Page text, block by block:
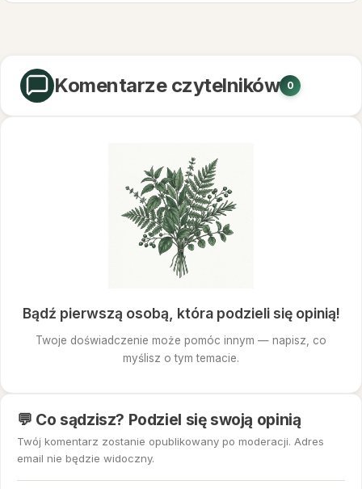
Komentarze czytelników 0
Bądź pierwszą osobą, która podzieli się opinią!
Twoje doświadczenie może pomóc innym — napisz, co
myślisz o tym temacie.
💬 Co sądzisz? Podziel się swoją opinią
Twój komentarz zostanie opublikowany po moderacji. Adres
email nie będzie widoczny.